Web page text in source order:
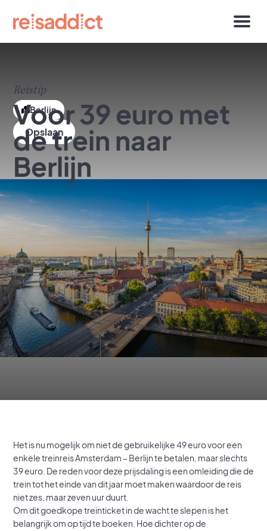
Berlijn
Reistip
Voor 39 euro met
de trein naar
Berlijn
Het is nu mogelijk om niet de gebruikelijke 49 euro voor een
enkele treinreis Amsterdam – Berlijn te betalen, maar slechts
39 euro. De reden voor deze prijsdaling is een omleiding die de
trein tot het einde van dit jaar moet maken waardoor de reis
niet zes, maar zeven uur duurt.
Om dit goedkope treinticket in de wacht te slepen is het
belangrijk om op tijd te boeken. Hoe dichter op de